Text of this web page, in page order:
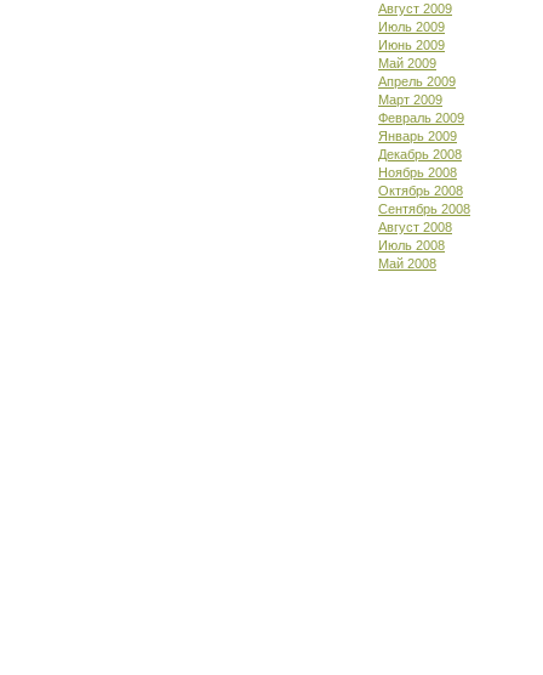
Август 2009
Июль 2009
Июнь 2009
Май 2009
Апрель 2009
Март 2009
Февраль 2009
Январь 2009
Декабрь 2008
Ноябрь 2008
Октябрь 2008
Сентябрь 2008
Август 2008
Июль 2008
Май 2008